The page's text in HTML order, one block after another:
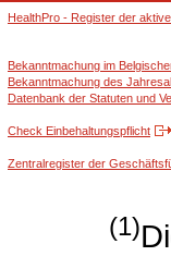
HealthPro - Register der
Bekanntmachung im
Bekanntmachung des
Datenbank der Statuten und
Check Einbehaltungspflicht
Zentralregister der
(1)